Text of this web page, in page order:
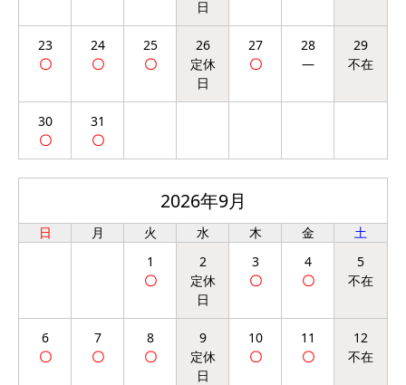
23 24 25 26 27 28 29
30 31
2026年9月
日 月 火 水 木 金
土
1
2 3 4 5
6 7 8 9 10 11 12